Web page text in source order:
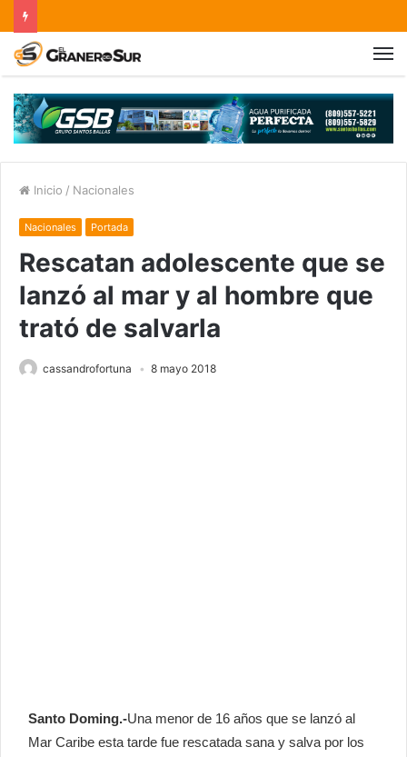
Inicio / Nacionales
Nacionales Portada
Rescatan adolescente que se
lanzó al mar y al hombre que
trató de salvarla
cassandrofortuna 8 mayo 2018
Santo Doming.-Una menor de 16 años que se lanzó al
Mar Caribe esta tarde fue rescatada sana y salva por los